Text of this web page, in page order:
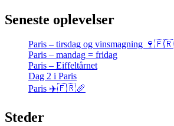
Seneste oplevelser
Paris – tirsdag og vinsmagning 🍷🇫🇷
Paris – mandag = fridag
Paris – Eiffeltårnet
Dag 2 i Paris
Paris ✈️🇫🇷🥖
Steder